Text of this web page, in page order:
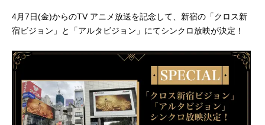
4月7日(金)からのTV アニメ放送を記念して、新宿の「クロス新
宿ビジョン」と「アルタビジョン」にてシンクロ放映が決定！